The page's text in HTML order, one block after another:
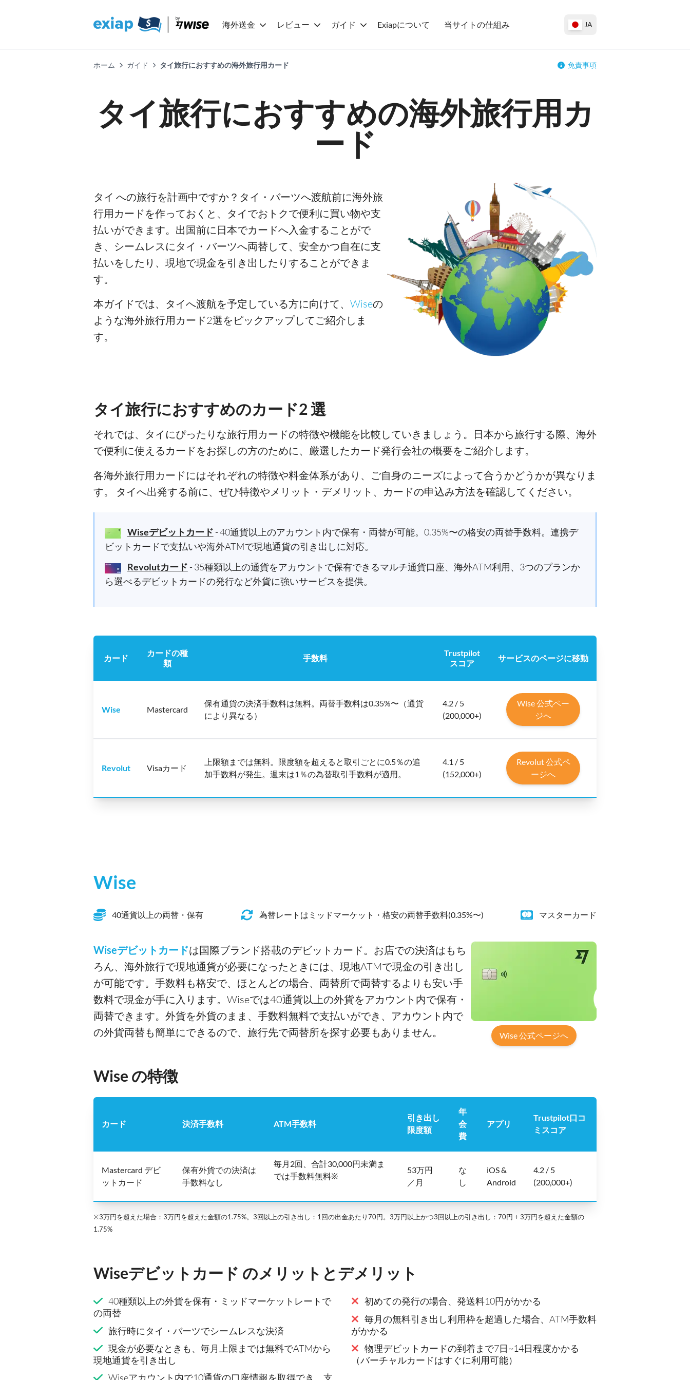
海外送金 レビュー ガイド Exiapについて 当サイトの仕組み JA
ホーム ガイド タイ旅行におすすめの海外旅行用カード 免責事項
タイ旅行におすすめの海外旅行用カ
ード
タイ への旅行を計画中ですか？タイ・バーツへ渡航前に海外旅
行用カードを作っておくと、タイでおトクで便利に買い物や支
払いができます。出国前に日本でカードへ入金することがで
き、シームレスにタイ・バーツへ両替して、安全かつ自在に支
払いをしたり、現地で現金を引き出したりすることができま
す。
本ガイドでは、タイへ渡航を予定している方に向けて、 Wiseの
ような海外旅行用カード2選をピックアップしてご紹介しま
す。
タイ旅行におすすめのカード2 選
それでは、タイにぴったりな旅行用カードの特徴や機能を比較していきましょう。日本から旅行する際、海外
で便利に使えるカードをお探しの方のために、厳選したカード発行会社の概要をご紹介します。
各海外旅行用カードにはそれぞれの特徴や料金体系があり、ご自身のニーズによって合うかどうかが異なりま
す。 タイへ出発する前に、ぜひ特徴やメリット・デメリット、カードの申込み方法を確認してください。
Wiseデビットカード - 40通貨以上のアカウント内で保有・両替が可能。0.35%〜の格安の両替手数料。連携デ
ビットカードで支払いや海外ATMで現地通貨の引き出しに対応。
Revolutカード - 35種類以上の通貨をアカウントで保有できるマルチ通貨口座、海外ATM利用、3つのプランか
ら選べるデビットカードの発行など外貨に強いサービスを提供。
カード
カードの種
類
手数料
Trustpilot
スコア
サービスのページに移動
Wise Mastercard
保有通貨の決済手数料は無料。両替手数料は0.35%〜（通貨
により異なる）
4.2 / 5
(200,000+)
Wise 公式ペー
ジへ
Revolut Visaカード
上限額までは無料。限度額を超えると取引ごとに0.5％の追
加手数料が発生。週末は1％の為替取引手数料が適用。
4.1 / 5
(152,000+)
Revolut 公式ペ
ージへ
Wise
40通貨以上の両替・保有 為替レートはミッドマーケット・格安の両替手数料(0.35%〜) マスターカード
Wiseデビットカードは国際ブランド搭載のデビットカード。お店での決済はもち
ろん、海外旅行で現地通貨が必要になったときには、現地ATMで現金の引き出し
が可能です。手数料も格安で、ほとんどの場合、両替所で両替するよりも安い手
数料で現金が手に入ります。Wiseでは40通貨以上の外貨をアカウント内で保有・
両替できます。外貨を外貨のまま、手数料無料で支払いができ、アカウント内で
の外貨両替も簡単にできるので、旅行先で両替所を探す必要もありません。
Wise 公式ページへ
Wise の特徴
カード 決済手数料 ATM手数料
引き出し
限度額
年
会
費
アプリ
Trustpilot口コ
ミスコア
Mastercard デビ
ットカード
保有外貨での決済は
手数料なし
毎月2回、合計30,000円未満ま
では手数料無料※
53万円
／月
な
し
iOS &
Android
4.2 / 5
(200,000+)
※3万円を超えた場合：3万円を超えた金額の1.75%。3回以上の引き出し：1回の出金あたり70円。3万円以上かつ3回以上の引き出し：70円 + 3万円を超えた金額の
1.75%
Wiseデビットカード のメリットとデメリット
40種類以上の外貨を保有・ミッドマーケットレートで
の両替
旅行時にタイ・バーツでシームレスな決済
現金が必要なときも、毎月上限までは無料でATMから
現地通貨を引き出し
Wiseアカウント内で10通貨の口座情報を取得でき、支
初めての発行の場合、発送料10円がかかる
毎月の無料引き出し利用枠を超過した場合、ATM手数料
がかかる
物理デビットカードの到着まで7日~14日程度かかる
（バーチャルカードはすぐに利用可能）